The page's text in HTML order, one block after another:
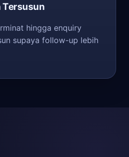
Tersusun
hingga enquiry
supaya follow-up lebih